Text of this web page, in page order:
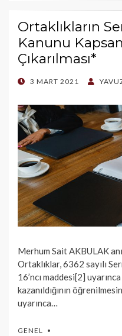
Ortaklıkların
Kanunu
Çıkarılması*
POSTED
3 MART 2021
Merhum Sait AKBULAK
Ortaklıklar, 6362 sayılı
16’ncı maddesi[2]
kazanıldığının
uyarınca…
GENEL